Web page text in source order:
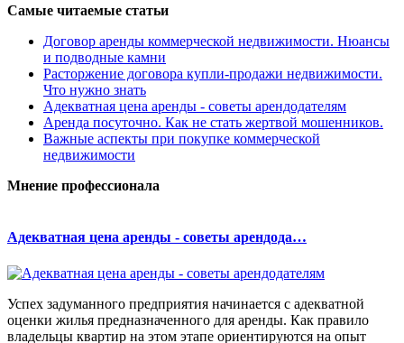
Самые читаемые статьи
Договор аренды коммерческой недвижимости. Нюансы
и подводные камни
Расторжение договора купли-продажи недвижимости.
Что нужно знать
Адекватная цена аренды - советы арендодателям
Аренда посуточно. Как не стать жертвой мошенников.
Важные аспекты при покупке коммерческой
недвижимости
Мнение профессионала
Адекватная цена аренды - советы арендода…
Успех задуманного предприятия начинается с адекватной
оценки жилья предназначенного для аренды. Как правило
владельцы квартир на этом этапе ориентируются на опыт